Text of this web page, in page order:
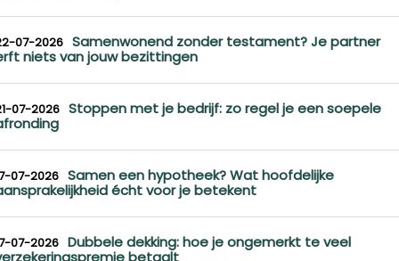
07-2026 Samenwonend zonder testament? Je partner
niets van jouw bezittingen
07-2026 Stoppen met je bedrijf: zo regel je een soepele
07-2026 Samen een hypotheek? Wat hoofdelijke
écht voor je betekent
07-2026 Dubbele dekking: hoe je ongemerkt te veel
betaalt